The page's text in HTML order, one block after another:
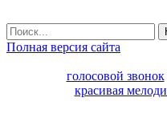
Полная версия сайта
голосовой звонок
красивая